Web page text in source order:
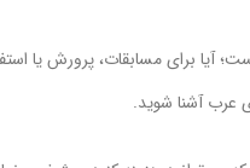
آیا برای مسابقات، پرورش یا
عرب آشنا شوید.